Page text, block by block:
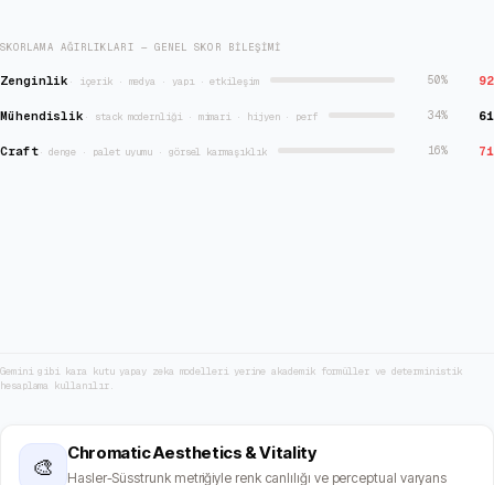
SKORLAMA AĞIRLIKLARI — GENEL SKOR BILEŞIMI
Zenginlik · içerik · medya · yapı · etkileşim 50% 92
Mühendislik · stack modernliği · mimari · hijyen · perf 34% 61
Craft·denge · palet uyumu · görsel karmaşıklık 16% 71
Gemini gibi kara kutu yapay zeka modelleri yerine akademik formüller ve deterministik
hesaplama kullanılır.
🎨
Chromatic Aesthetics & Vitality
Hasler-Süsstrunk metriğiyle renk canlılığı ve perceptual varyans